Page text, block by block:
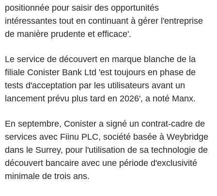
positionnée pour saisir des opportunités
intéressantes tout en continuant à gérer l'entreprise
de manière prudente et efficace'.
Le service de découvert en marque blanche de la
filiale Conister Bank Ltd 'est toujours en phase de
tests d'acceptation par les utilisateurs avant un
lancement prévu plus tard en 2026', a noté Manx.
En septembre, Conister a signé un contrat-cadre de
services avec Fiinu PLC, société basée à Weybridge
dans le Surrey, pour l'utilisation de sa technologie de
découvert bancaire avec une période d'exclusivité
minimale de trois ans.